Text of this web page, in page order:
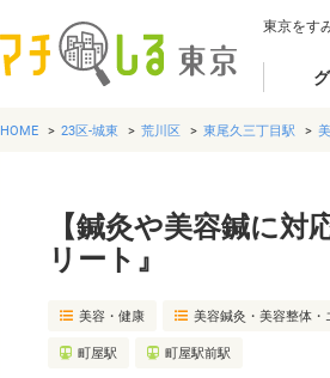
東京をす
HOME 23区-城東 荒川区 東尾久三丁目駅
【鍼灸や美容鍼に
リート』
美容・健康 美容鍼灸・美容整体・
町屋駅 町屋駅前駅